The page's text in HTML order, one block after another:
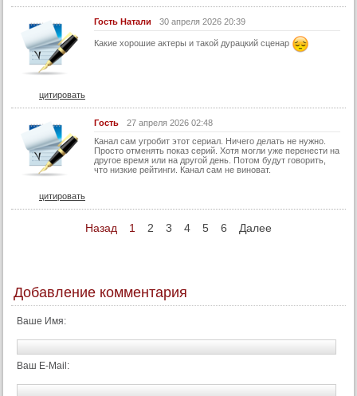
Гость Натали 30 апреля 2026 20:39
Какие хорошие актеры и такой дурацкий сценар
цитировать
Гocть
27 апреля 2026 02:48
Канал сам угробит этот сериал. Ничего делать не нужно.
Просто отменять показ серий. Хотя могли уже перенести на
другое время или на другой день. Потом будут говорить,
что низкие рейтинги. Канал сам не виноват.
цитировать
Назад 1 2 3 4 5 6 Далее
Добавление комментария
Ваше Имя:
Ваш E-Mail: